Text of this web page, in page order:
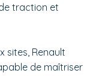
traction et
sites, Renault
de maîtriser